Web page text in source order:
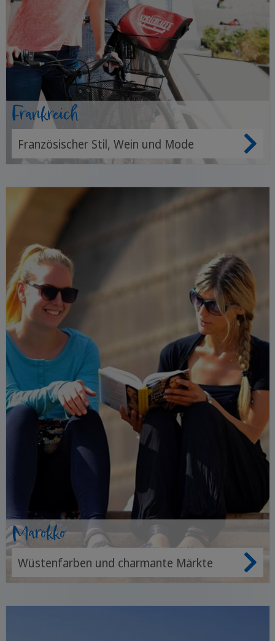
Frankreich
Französischer Stil, Wein und Mode
Marokko
Wüstenfarben und charmante Märkte